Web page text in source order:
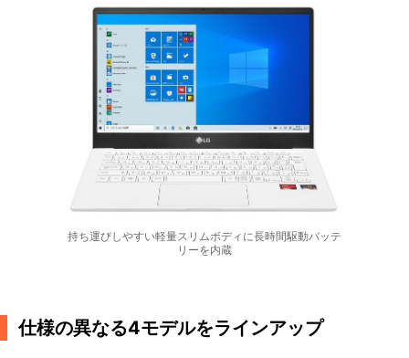
持ち運びしやすい軽量スリムボディに長時間駆動バッテ
リーを内蔵
仕様の異なる4モデルをラインアップ